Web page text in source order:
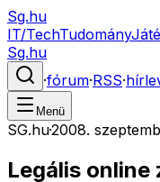
Sg.hu
IT/TechTudomány
Sg.hu
·fórum·RSS·
Menü
SG.hu·2008.
Legális online